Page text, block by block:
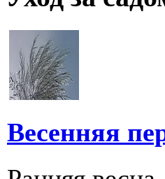
Весенняя